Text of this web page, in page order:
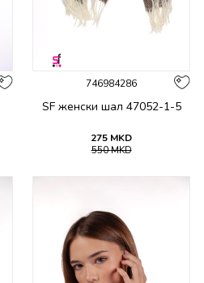
746984286
SF женски шал 47052-1-5
275 MKD
550MKD